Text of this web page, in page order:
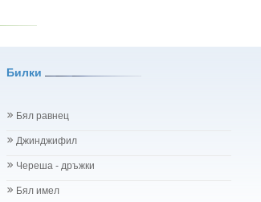
Билки
Бял равнец
Джинджифил
Череша - дръжки
Бял имел